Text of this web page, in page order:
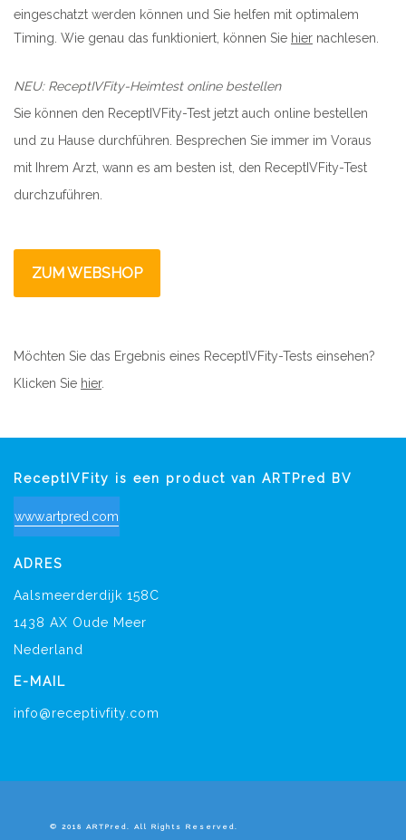
eingeschatzt werden können und Sie helfen mit optimalem
Timing. Wie genau das funktioniert, können Sie hier nachlesen.
NEU: ReceptIVFity-Heimtest online bestellen
Sie können den ReceptIVFity-Test jetzt auch online bestellen
und zu Hause durchführen. Besprechen Sie immer im Voraus
mit Ihrem Arzt, wann es am besten ist, den ReceptIVFity-Test
durchzuführen.
ZUM WEBSHOP
Möchten Sie das Ergebnis eines ReceptIVFity-Tests einsehen?
Klicken Sie hier.
ReceptIVFity is een product van ARTPred BV
www.artpred.com
ADRES
Aalsmeerderdijk 158C
1438 AX Oude Meer
Nederland
E-MAIL
info@receptivfity.com
© 2018 ARTPred. All Rights Reserved.